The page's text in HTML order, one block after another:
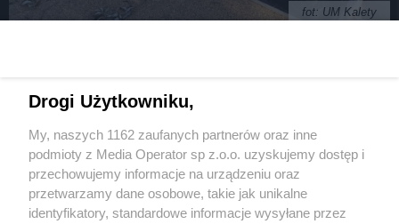
fot: UM Kalety
Do efektu końcowego już coraz bliżej
Wydawca mediów lokalnych
Drogi Użytkowniku,
My, naszych 1162 zaufanych partnerów oraz inne
podmioty z Media Operator sp z.o.o. uzyskujemy dostęp i
przechowujemy informacje na urządzeniu oraz
przetwarzamy dane osobowe, takie jak unikalne
identyfikatory, standardowe informacje wysyłane przez